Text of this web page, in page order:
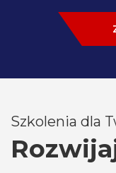
Szkolenia dla